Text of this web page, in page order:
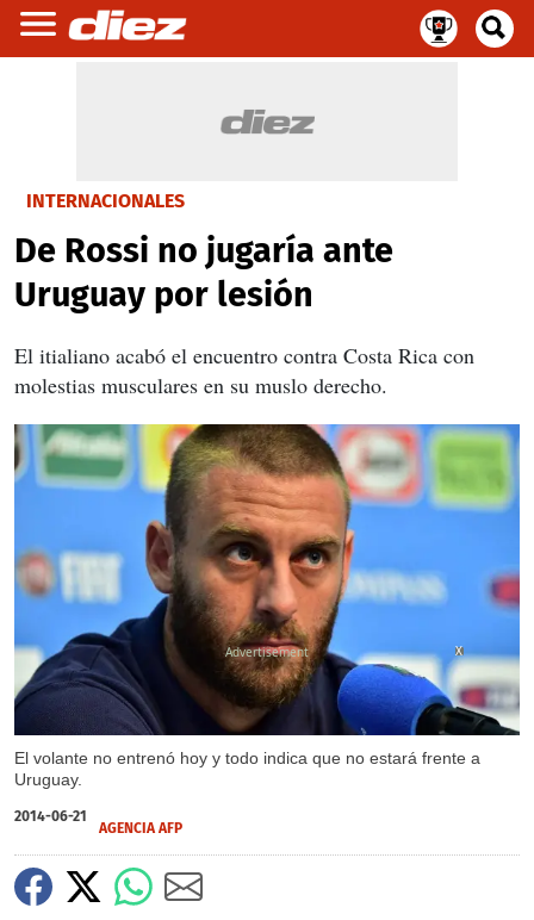
INTERNACIONALES
De Rossi no jugaría ante
Uruguay por lesión
El itialiano acabó el encuentro contra Costa Rica con
molestias musculares en su muslo derecho.
El volante no entrenó hoy y todo indica que no estará frente a
Uruguay.
X
2014-06-21
AGENCIA AFP